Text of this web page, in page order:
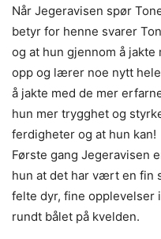
Når Jegeravisen spør
betyr for henne svarer
og at hun gjennom å
opp og lærer noe nytt
å jakte med de mer
hun mer trygghet og
ferdigheter og at hun kan!
Første gang Jegeravisen
hun at det har vært en fin
felte dyr, fine opplevelser
rundt bålet på kvelden.